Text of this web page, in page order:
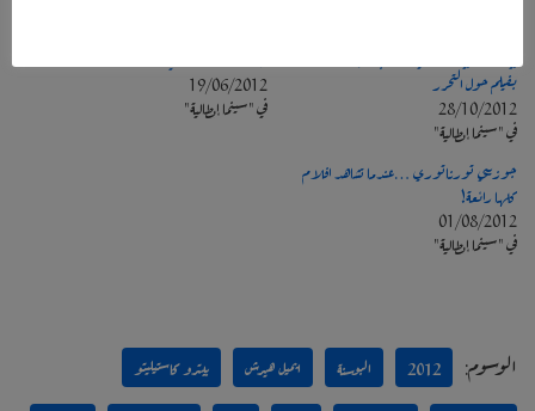
بفيلم حول التحرر
28/10/2012
في "سينما إيطالية"
19/06/2012
في "سينما إيطالية"
جوزيبي تورناتوري …عندما تشاهد افلام
كلها رائعة!
01/08/2012
في "سينما إيطالية"
الوسوم: 2012 البوسنة ايميل هيرش بيترو كاستيليتو